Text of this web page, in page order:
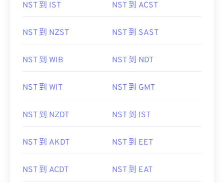
NST 到 IST NST 到 ACST
NST 到 NZST NST 到 SAST
NST 到 WIB NST 到 NDT
NST 到 WIT NST 到 GMT
NST 到 NZDT NST 到 IST
NST 到 AKDT NST 到 EET
NST 到 ACDT NST 到 EAT